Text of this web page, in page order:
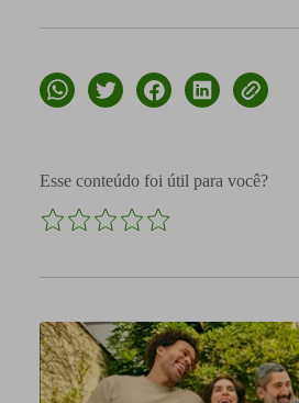
Esse conteúdo foi útil para você?